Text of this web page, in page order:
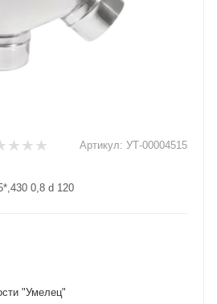
Артикул: УТ-00004515
0,8 d 120
"Умелец"
2 недели